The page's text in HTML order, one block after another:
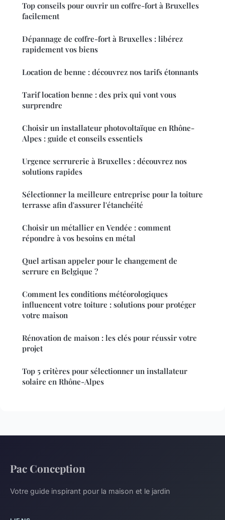
Top conseils pour ouvrir un coffre-fort à Bruxelles
facilement
Dépannage de coffre-fort à Bruxelles : libérez
rapidement vos biens
Location de benne : découvrez nos tarifs étonnants
Tarif location benne : des prix qui vont vous
surprendre
Choisir un installateur photovoltaïque en Rhône-
Alpes : guide et conseils essentiels
Urgence serrurerie à Bruxelles : découvrez nos
solutions rapides
Sélectionner la meilleure entreprise pour la toiture
terrasse afin d'assurer l'étanchéité
Choisir un métallier en Vendée : comment
répondre à vos besoins en métal
Quel artisan appeler pour le changement de
serrure en Belgique ?
Comment les conditions météorologiques
influencent votre toiture : solutions pour protéger
votre maison
Rénovation de maison : les clés pour réussir votre
projet
Top 5 critères pour sélectionner un installateur
solaire en Rhône-Alpes
Pac Conception
Votre guide inspirant pour la maison et le jardin